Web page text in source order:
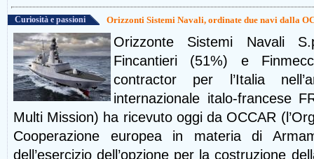
Curiosità e passioni Orizzonti Sistemi Navali, ordinate due navi dalla
Orizzonte Sistemi Navali
Fincantieri (51%) e
contractor per l’Italia
internazionale italo-francese
Multi Mission) ha ricevuto oggi da OCCAR
Cooperazione europea in materia di
dell’esercizio dell’opzione per la costruzione